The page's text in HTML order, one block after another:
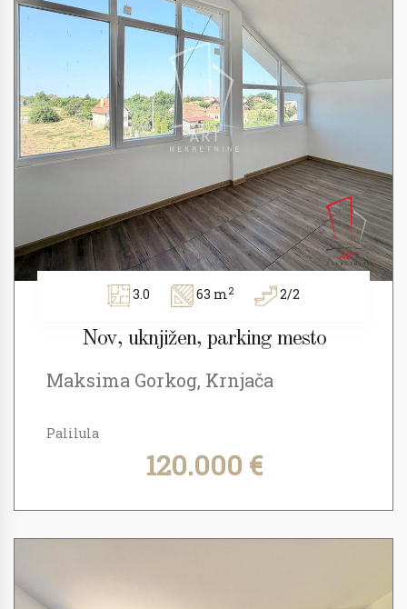
3.0 63 m2 2/2
Nov, uknjižen, parking mesto
Maksima Gorkog, Krnjača
Palilula
120.000 €